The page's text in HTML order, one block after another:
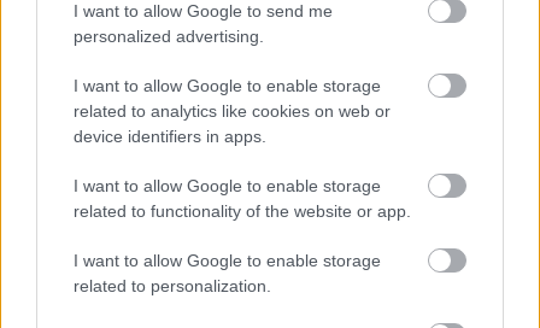
I want to allow Google to send me
personalized advertising.
I want to allow Google to enable storage
related to analytics like cookies on web or
device identifiers in apps.
I want to allow Google to enable storage
related to functionality of the website or app.
I want to allow Google to enable storage
related to personalization.